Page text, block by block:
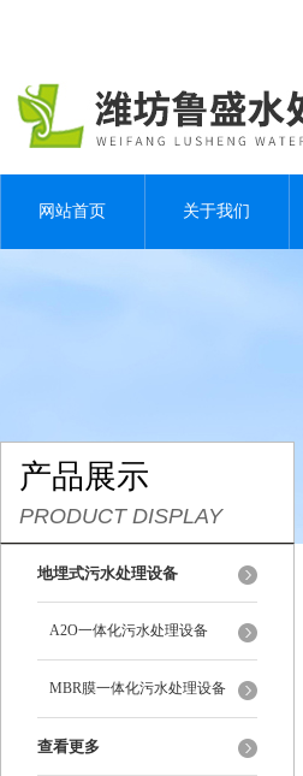
网站首页 关于我们
产品展示
PRODUCT DISPLAY
地埋式污水处理设备
A2O一体化污水处理设备
MBR膜一体化污水处理设备
查看更多